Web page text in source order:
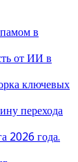
в
от ИИ в
ключевых
перехода
2026 года.